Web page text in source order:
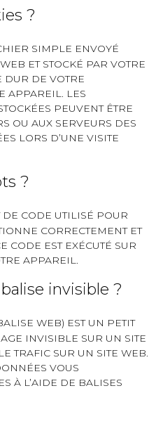
?
SIMPLE ENVOYÉ
ET STOCKÉ PAR VOTRE
DUR DE VOTRE
APPAREIL. LES
PEUVENT ÊTRE
OU AUX SERVEURS DES
LORS D’UNE VISITE
?
DE CODE UTILISÉ POUR
CORRECTEMENT ET
CODE EST EXÉCUTÉ SUR
APPAREIL.
invisible ?
WEB) EST UN PETIT
INVISIBLE SUR UN SITE
TRAFIC SUR UN SITE WEB.
VOUS
À L’AIDE DE BALISES